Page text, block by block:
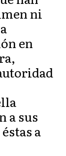
ni
en
a sus
a